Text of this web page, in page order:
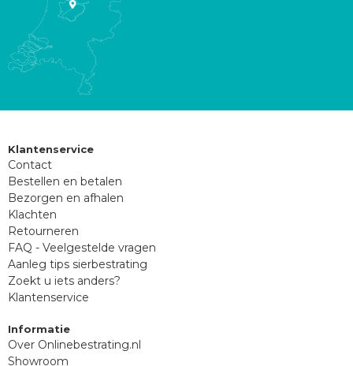
Klantenservice
Contact
Bestellen en betalen
Bezorgen en afhalen
Klachten
Retourneren
FAQ - Veelgestelde vragen
Aanleg tips sierbestrating
Zoekt u iets anders?
Klantenservice
Informatie
Over Onlinebestrating.nl
Showroom